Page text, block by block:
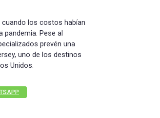
cuando los costos habían
Pese al
prevén una
uno de los destinos
Unidos.